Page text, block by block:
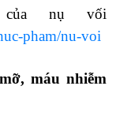
của nụ vối
pham/nu-voi
máu nhiễm